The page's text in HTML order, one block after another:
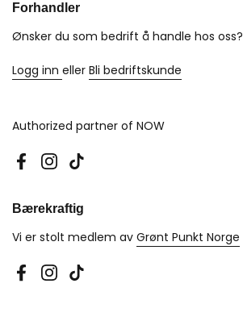
Forhandler
Ønsker du som bedrift å handle hos oss?
Logg inn eller Bli bedriftskunde
Authorized partner of NOW
Facebook
Instagram
TikTok
Bærekraftig
Vi er stolt medlem av Grønt Punkt Norge
Facebook
Instagram
TikTok